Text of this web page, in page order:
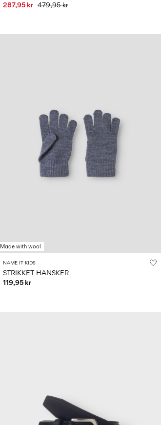
287,95 kr 479,95 kr
Made with wool
NAME IT KIDS
STRIKKET HANSKER
119,95 kr